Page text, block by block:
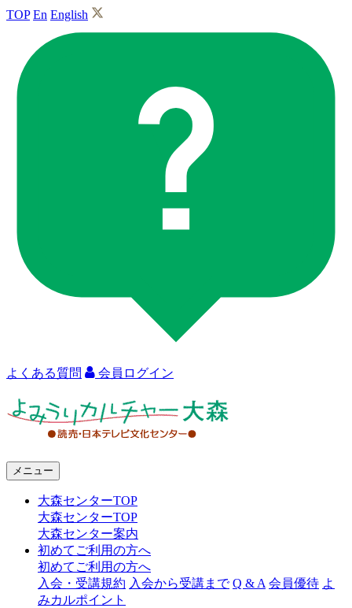
TOP En English
よくある質問 会員ログイン
ャ
メニュー
大森センターTOP
大森センターTOP
大森センター案内
初めてご利用の方へ
初めてご利用の方へ
入会・受講規約 入会から受講まで Q & A 会員優待 よ
みカルポイント